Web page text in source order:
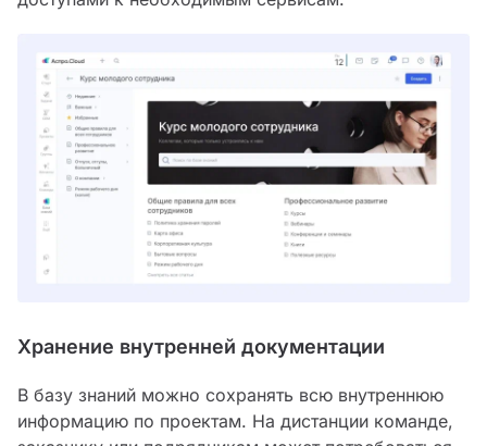
Хранение внутренней документации
В базу знаний можно сохранять всю внутреннюю
информацию по проектам. На дистанции команде,